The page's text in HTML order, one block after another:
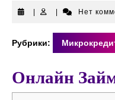
Нет
Рубрики:
Онлайн